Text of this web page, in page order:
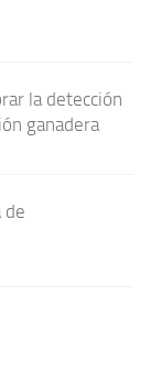
la detección
ganadera
de